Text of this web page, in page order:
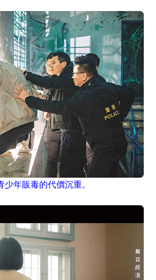
年販毒的代價沉重。